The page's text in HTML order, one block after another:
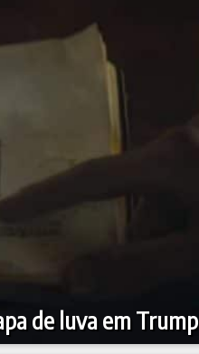
de luva em Trump